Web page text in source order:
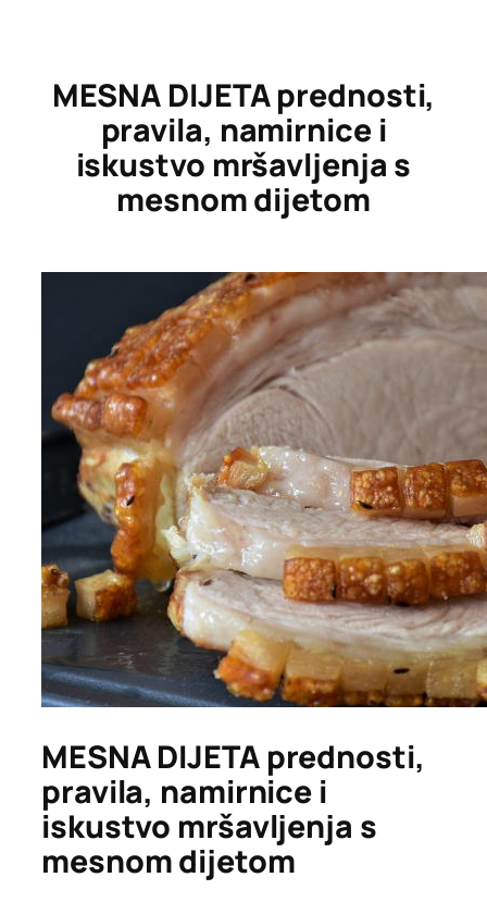
MESNA DIJETA prednosti,
pravila, namirnice i
iskustvo mršavljenja s
mesnom dijetom
MESNA DIJETA prednosti,
pravila, namirnice i
iskustvo mršavljenja s
mesnom dijetom